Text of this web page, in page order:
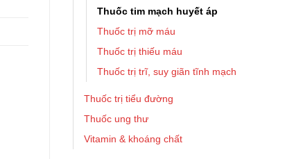
Thuốc tim mạch huyết áp
Thuốc trị mỡ máu
Thuốc trị thiếu máu
Thuốc trị trĩ, suy giãn tĩnh mạch
Thuốc trị tiểu đường
Thuốc ung thư
Vitamin & khoáng chất